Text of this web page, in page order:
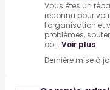
Vous êtes un
reconnu pour
l'organisation et
problèmes,
op... Voir plus
Dernière mise à